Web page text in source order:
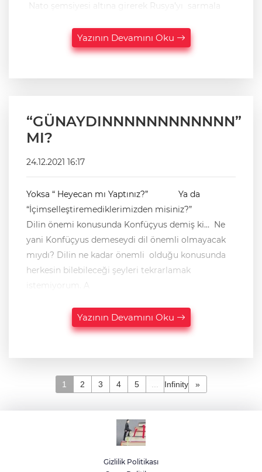
Nato şemsiyesi altına girerek Rusya’yı sarmala
Yazının Devamını Oku
“GÜNAYDINNNNNNNNNNNN”
MI?
24.12.2021 16:17
Yoksa “ Heyecan mı Yaptınız?” Ya da
“İçimselleştiremediklerimizden misiniz?”
Dilin önemi konusunda Konfüçyus demiş ki… Ne
yani Konfüçyus demeseydi dil önemli olmayacak
mıydı? Dilin ne kadar önemli olduğu konusunda
herkesin bilebileceği şeyleri tekrarlamak
Yazının Devamını Oku
1 2 3 4 5 Infinity »
Gizlilik Politikası